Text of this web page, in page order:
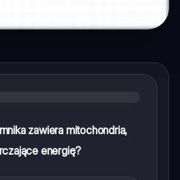
zawiera mitochondria,
energię?